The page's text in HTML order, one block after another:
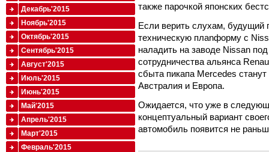
также парочкой японских
Если верить слухам, будущий
техническую плаnформу с
наладить на заводе Nissan
сотрудничества альянса
сбыта пикапа Mercedes
Австралия и Европа.
Ожидается, что уже в
концептуальный вариант
автомобиль появится не
Декабрь'2015
Ноябрь'2015
Октябрь'2015
Сентябрь'2015
Август'2015
Июль'2015
Июнь'2015
Май'2015
Апрель'2015
Март'2015
Февраль'2015